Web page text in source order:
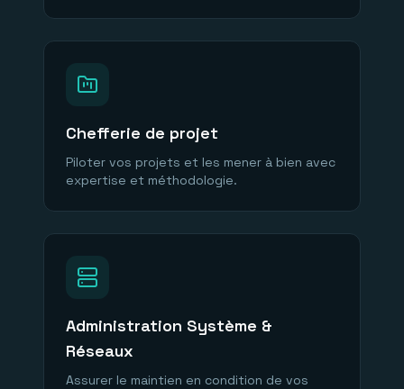
Chefferie de projet
Piloter vos projets et les mener à bien avec
expertise et méthodologie.
Administration Système &
Réseaux
Assurer le maintien en condition de vos